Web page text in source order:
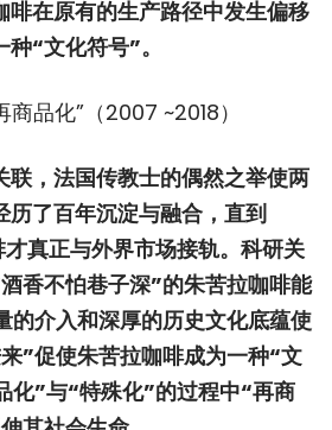
啡在原有的生产路径中发生偏移
“文化符号”。
品化”（2007 ~2018）
联，法国传教士的偶然之举使两
历了百年沉淀与融合，直到
真正与外界市场接轨。科研关
香不怕巷子深”的朱苦拉咖啡能
的介入和深厚的历史文化底蕴使
”促使朱苦拉咖啡成为一种“文
化”与“特殊化”的过程中“再商